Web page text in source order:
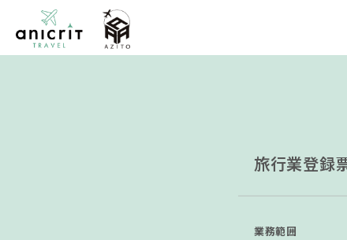
旅行業登録
業務範囲